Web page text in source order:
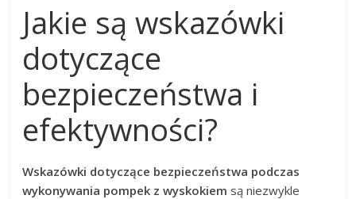
Jakie są wskazówki
dotyczące
bezpieczeństwa i
efektywności?
Wskazówki dotyczące bezpieczeństwa podczas
wykonywania pompek z wyskokiem są niezwykle